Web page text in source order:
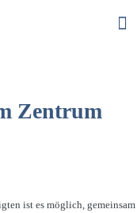
Zentrum
ist es möglich, gemeinsam